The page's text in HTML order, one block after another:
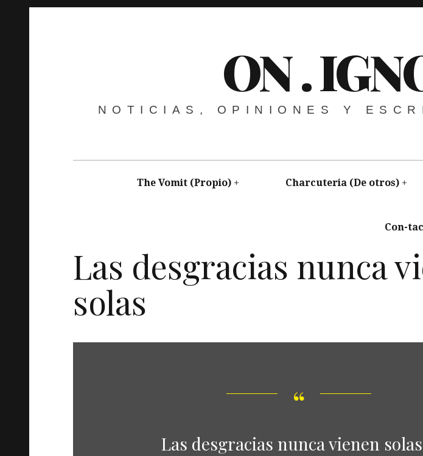
ON .
NOTICIAS, OPINIONES Y
The Vomit (Propio) Charcuteria (De otros)
Con-
Las desgracias nunca
solas
Las desgracias nunca vienen